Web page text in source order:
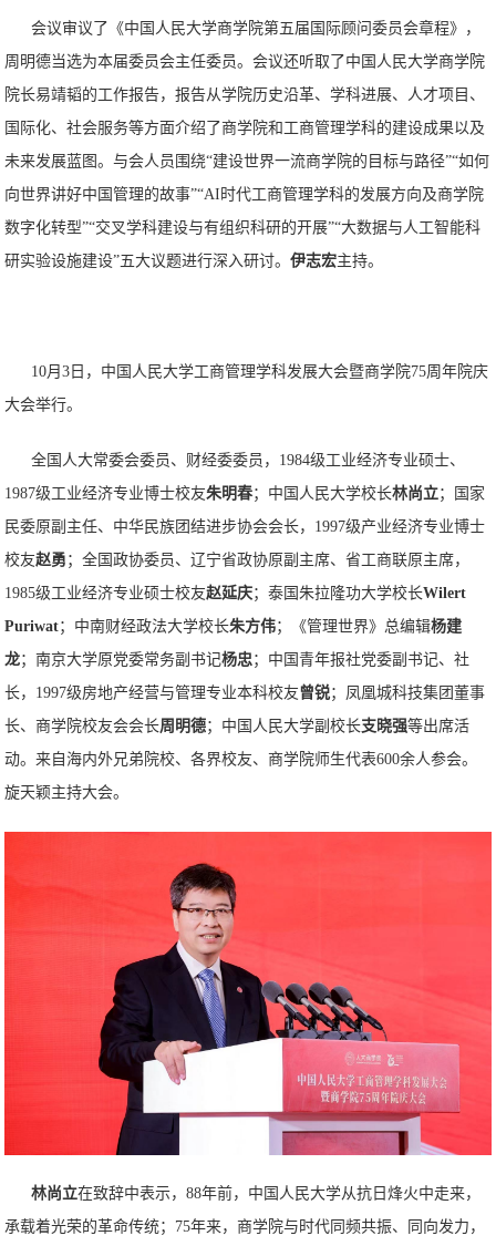
会议审议了《中国人民大学商学院第五届国际顾问委员会章程》，
周明德当选为本届委员会主任委员。会议还听取了中国人民大学商学院
院长易靖韬的工作报告，报告从学院历史沿革、学科进展、人才项目、
国际化、社会服务等方面介绍了商学院和工商管理学科的建设成果以及
未来发展蓝图。与会人员围绕“建设世界一流商学院的目标与路径”“如何
向世界讲好中国管理的故事”“AI时代工商管理学科的发展方向及商学院
数字化转型”“交叉学科建设与有组织科研的开展”“大数据与人工智能科
研实验设施建设”五大议题进行深入研讨。伊志宏主持。
10月3日，中国人民大学工商管理学科发展大会暨商学院75周年院庆
大会举行。
全国人大常委会委员、财经委委员，1984级工业经济专业硕士、
1987级工业经济专业博士校友朱明春；中国人民大学校长林尚立；国家
民委原副主任、中华民族团结进步协会会长，1997级产业经济专业博士
校友赵勇 ；全国政协委员、辽宁省政协原副主席、省工商联原主席，
1985级工业经济专业硕士校友赵延庆；泰国朱拉隆功大学校长Wilert
Puriwat；中南财经政法大学校长朱方伟；《管理世界》总编辑杨建
龙；南京大学原党委常务副书记杨忠 ；中国青年报社党委副书记、社
长，1997级房地产经营与管理专业本科校友曾锐；凤凰城科技集团董事
长、商学院校友会会长周明德；中国人民大学副校长支晓强等出席活
动。来自海内外兄弟院校、各界校友、商学院师生代表600余人参会。
旋天颖主持大会。
林尚立在致辞中表示，88年前，中国人民大学从抗日烽火中走来，
承载着光荣的革命传统；75年来，商学院与时代同频共振、同向发力，